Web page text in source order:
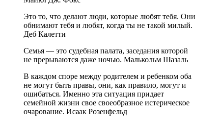
Это то, что делают люди, которые любят тебя. Они
обнимают тебя и любят, когда ты не такой милый.
Деб Калетти
Семья — это судебная палата, заседания которой
не прерываются даже ночью. Малькольм Шазаль
В каждом споре между родителем и ребенком оба
не могут быть правы, они, как правило, могут и
ошибаться. Именно эта ситуация придает
семейной жизни свое своеобразное истерическое
очарование. Исаак Розенфельд